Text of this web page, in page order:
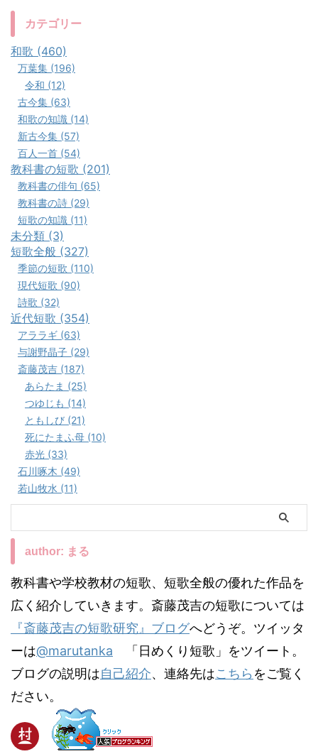
カテゴリー
和歌 (460)
万葉集 (196)
令和 (12)
古今集 (63)
和歌の知識 (14)
新古今集 (57)
百人一首 (54)
教科書の短歌 (201)
教科書の俳句 (65)
教科書の詩 (29)
短歌の知識 (11)
未分類 (3)
短歌全般 (327)
季節の短歌 (110)
現代短歌 (90)
詩歌 (32)
近代短歌 (354)
アララギ (63)
与謝野晶子 (29)
斎藤茂吉 (187)
あらたま (25)
つゆじも (14)
ともしび (21)
死にたまふ母 (10)
赤光 (33)
石川啄木 (49)
若山牧水 (11)
author: まる
教科書や学校教材の短歌、短歌全般の優れた作品を
広く紹介していきます。斎藤茂吉の短歌については
『斎藤茂吉の短歌研究』ブログへどうぞ。ツイッタ
ーは@marutanka 「日めくり短歌」をツイート。
ブログの説明は自己紹介、連絡先はこちら をご覧く
ださい。